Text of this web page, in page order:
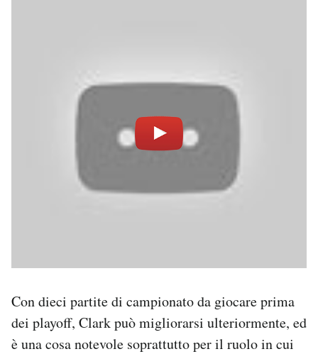
Con dieci partite di campionato da giocare prima
dei playoff, Clark può migliorarsi ulteriormente, ed
è una cosa notevole soprattutto per il ruolo in cui